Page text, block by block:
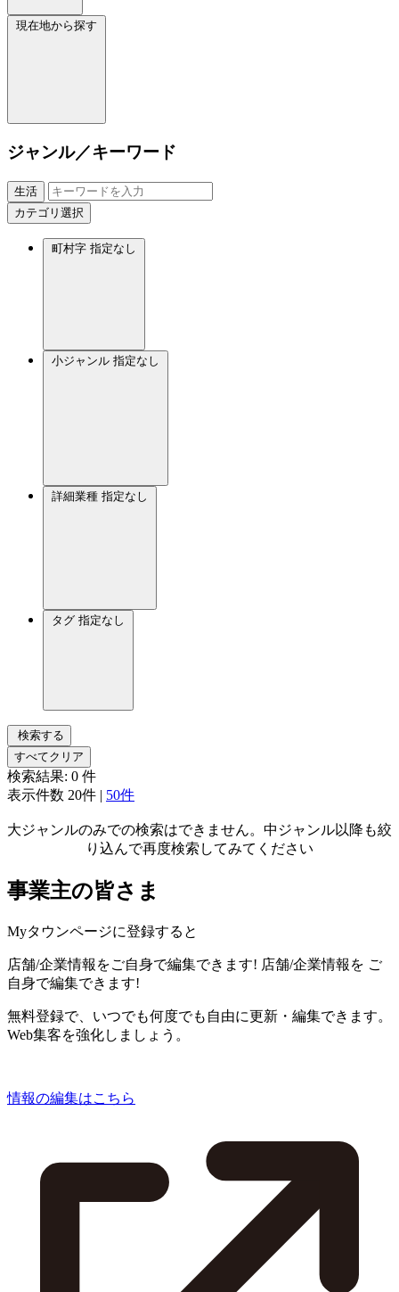
現在地から探す
ジャンル／キーワード
生活
カテゴリ選択
町村字 指定なし
小ジャンル 指定なし
詳細業種 指定なし
タグ 指定なし
検索する
すべてクリア
検索結果: 0 件
表示件数 20件 | 50件
大ジャンルのみでの検索はできません。中ジャンル以降も絞
り込んで再度検索してみてください
事業主の皆さま
Myタウンページに登録すると
店舗/企業情報をご自身で編集できます! 店舗/企業情報を ご
自身で編集できます!
無料登録で、いつでも何度でも自由に更新・編集できます。
Web集客を強化しましょう。
情報の編集はこちら